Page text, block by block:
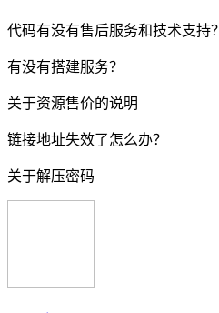
代码有没有售后服务和技术支持？
有没有搭建服务？
关于资源售价的说明
链接地址失效了怎么办？
关于解压密码